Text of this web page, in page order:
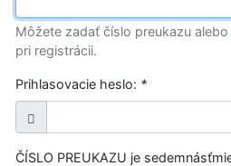
Môžete zadať číslo preukazu
pri registrácii.
Prihlasovacie heslo: *
ČÍSLO PREUKAZU je